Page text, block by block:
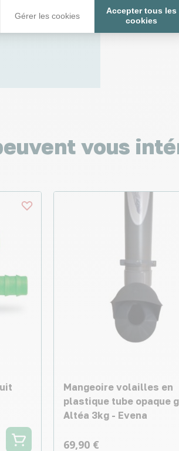
Gérer les cookies
Accepter tous les
cookies
vous
Mangeoire volailles en
plastique tube opaque
Altéa 3kg - Evena
69,90 €